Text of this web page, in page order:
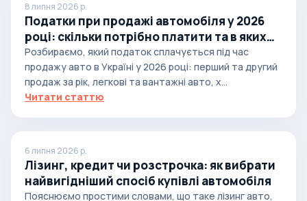
8 липня 2026 р.
Податки при продажі автомобіля у 2026
році: скільки потрібно платити та в яких
випадках
Розбираємо, який податок сплачується під час
продажу авто в Україні у 2026 році: перший та другий
продаж за рік, легкові та вантажні авто, х...
Читати статтю
6 липня 2026 р.
Лізинг, кредит чи розстрочка: як вибрати
найвигідніший спосіб купівлі автомобіля
Пояснюємо простими словами, що таке лізинг авто,